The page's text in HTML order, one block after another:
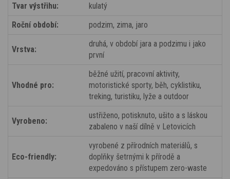
Tvar výstřihu:
kulatý
Roční období:
podzim, zima, jaro
Vrstva:
druhá, v období jara a podzimu i jako
první
Vhodné pro:
běžné užití, pracovní aktivity,
motoristické sporty, běh, cyklistiku,
treking, turistiku, lyže a outdoor
Vyrobeno:
ustřiženo, potisknuto, ušito a s láskou
zabaleno v naší dílně v Letovicích
Eco-friendly:
vyrobené z přírodních materiálů, s
doplňky šetrnými k přírodě a
expedováno s přístupem zero-waste